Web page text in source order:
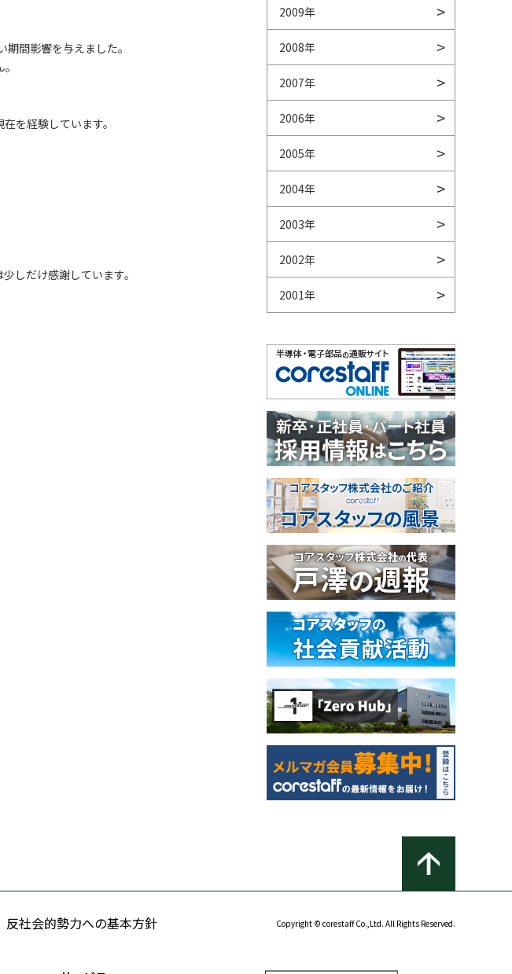
間影響を与えました。
を経験しています。
しだけ感謝しています。
2009年
2008年
2007年
2006年
2005年
2004年
2003年
2002年
2001年
反社会的勢力への基本方針 Copyright © corestaff Co.,Ltd. All Rights Reserved.